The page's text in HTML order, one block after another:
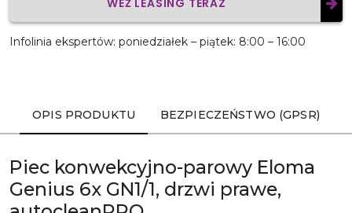
Wyślij
Infolinia ekspertów: poniedziałek – piątek: 8:00 – 16:00
OPIS PRODUKTU BEZPIECZEŃSTWO (GPSR)
Piec konwekcyjno-parowy Eloma
Genius 6x GN1/1, drzwi prawe,